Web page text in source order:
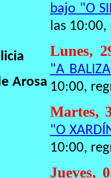
Arosa
bajo "O
las 10:00,
Lunes,
"A
10:00,
Martes,
"O
10:00,
Jueves,